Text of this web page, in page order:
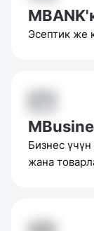
Эсептик же
Бизнес үчүн
жана